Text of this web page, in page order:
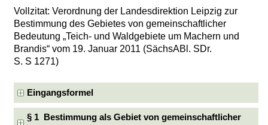
Vollzitat: Verordnung der Landesdirektion Leipzig zur
Bestimmung des Gebietes von gemeinschaftlicher
Bedeutung „Teich- und Waldgebiete um Machern und
Brandis“ vom 19. Januar 2011 (SächsABl. SDr.
S. S 1271)
Eingangsformel
§ 1 Bestimmung als Gebiet von gemeinschaftlicher